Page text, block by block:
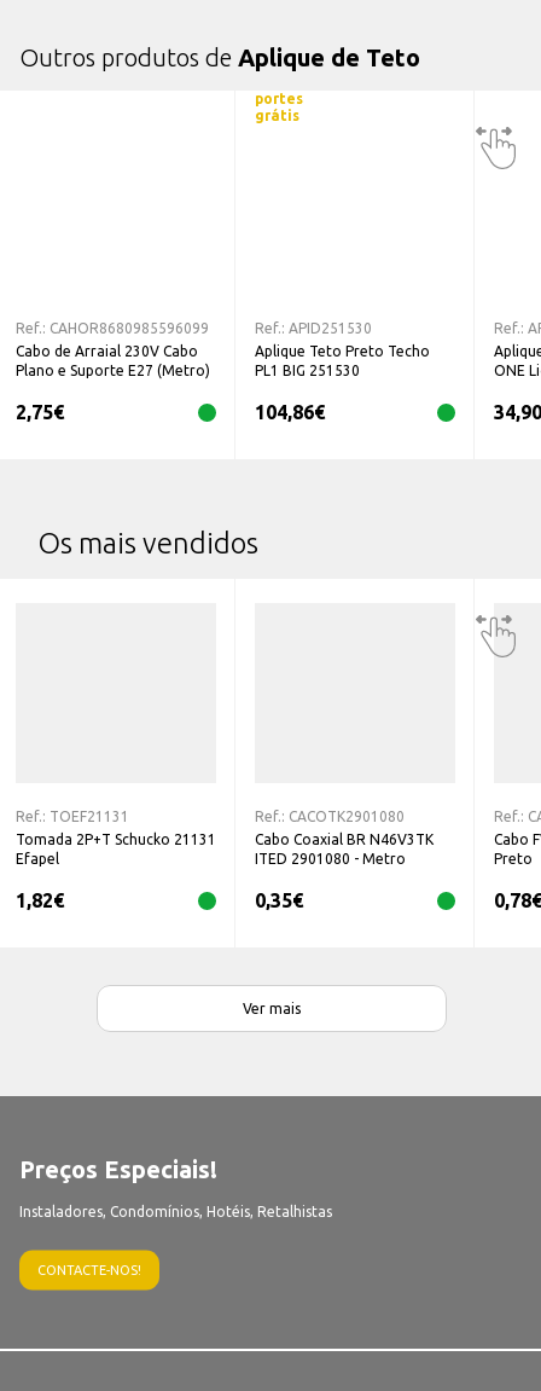
Outros produtos de Aplique de Teto
Ref.: CAHOR8680985596099
Cabo de Arraial 230V Cabo
Plano e Suporte E27 (Metro)
2,75€
portes
grátis
Ref.: APID251530
Aplique Teto Preto Techo
PL1 BIG 251530
104,86€
Ref.:
ONE
34,90
Os mais vendidos
Ref.: TOEF21131
Tomada 2P+T Schucko 21131
Efapel
1,82€
Ref.: CACOTK2901080
Cabo Coaxial BR N46V3TK
ITED 2901080 - Metro
0,35€
Ref.:
Cabo
Preto
0,78€
Ver mais
Preços Especiais!
Instaladores, Condomínios, Hotéis, Retalhistas
CONTACTE-NOS!